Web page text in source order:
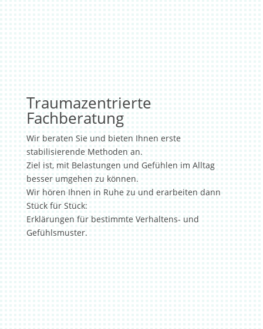
Traumazentrierte
Fachberatung
Wir beraten Sie und bieten Ihnen erste
stabilisierende Methoden an.
Ziel ist, mit Belastungen und Gefühlen im Alltag
besser umgehen zu können.
Wir hören Ihnen in Ruhe zu und erarbeiten dann
Stück für Stück:
Erklärungen für bestimmte Verhaltens- und
Gefühlsmuster.